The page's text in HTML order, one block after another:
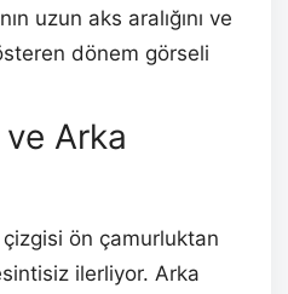
uzun aks aralığını ve
dönem görseli
Arka
ön çamurluktan
ilerliyor. Arka